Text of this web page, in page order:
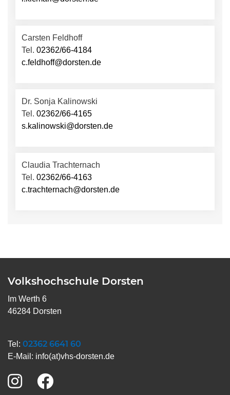
Carsten Feldhoff
Tel. 02362/66-4184
c.feldhoff@dorsten.de
Dr. Sonja Kalinowski
Tel. 02362/66-4165
s.kalinowski@dorsten.de
Claudia Trachternach
Tel. 02362/66-4163
c.trachternach@dorsten.de
Volkshochschule Dorsten
Im Werth 6
46284 Dorsten
Tel: 02362 6641 60
E-Mail: info(at)vhs-dorsten.de